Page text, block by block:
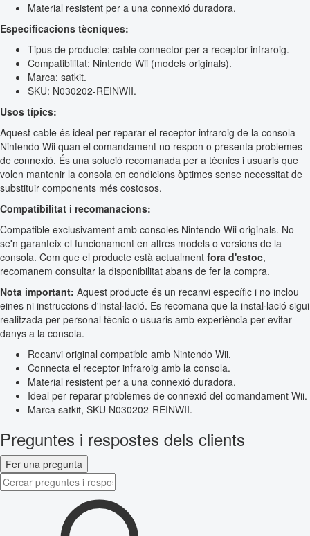
Material resistent per a una connexió duradora.
Especificacions tècniques:
Tipus de producte: cable connector per a receptor infraroig.
Compatibilitat: Nintendo Wii (models originals).
Marca: satkit.
SKU: N030202-REINWII.
Usos típics:
Aquest cable és ideal per reparar el receptor infraroig de la consola
Nintendo Wii quan el comandament no respon o presenta problemes
de connexió. És una solució recomanada per a tècnics i usuaris que
volen mantenir la consola en condicions òptimes sense necessitat de
substituir components més costosos.
Compatibilitat i recomanacions:
Compatible exclusivament amb consoles Nintendo Wii originals. No
se'n garanteix el funcionament en altres models o versions de la
consola. Com que el producte està actualment fora d'estoc,
recomanem consultar la disponibilitat abans de fer la compra.
Nota important: Aquest producte és un recanvi específic i no inclou
eines ni instruccions d'instal·lació. Es recomana que la instal·lació sigui
realitzada per personal tècnic o usuaris amb experiència per evitar
danys a la consola.
Recanvi original compatible amb Nintendo Wii.
Connecta el receptor infraroig amb la consola.
Material resistent per a una connexió duradora.
Ideal per reparar problemes de connexió del comandament Wii.
Marca satkit, SKU N030202-REINWII.
Preguntes i respostes dels clients
Fer una pregunta